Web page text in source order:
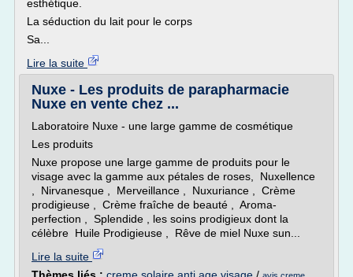
esthétique.
La séduction du lait pour le corps
Sa...
Lire la suite
Nuxe - Les produits de parapharmacie
Nuxe en vente chez ...
Laboratoire Nuxe - une large gamme de cosmétique
Les produits
Nuxe propose une large gamme de produits pour le
visage avec la gamme aux pétales de roses, Nuxellence
, Nirvanesque , Merveillance , Nuxuriance , Crème
prodigieuse , Crème fraîche de beauté , Aroma-
perfection , Splendide , les soins prodigieux dont la
célèbre Huile Prodigieuse , Rêve de miel Nuxe sun...
Lire la suite